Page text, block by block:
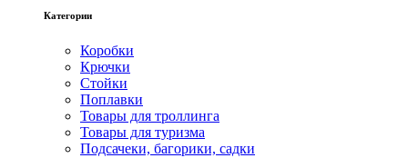
Категории
Коробки
Крючки
Стойки
Поплавки
Товары для троллинга
Товары для туризма
Подсачеки, багорики, садки